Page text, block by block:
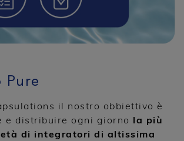
Pure
il nostro obbiettivo è
e distribuire ogni giorno
la più
di integratori di altissima